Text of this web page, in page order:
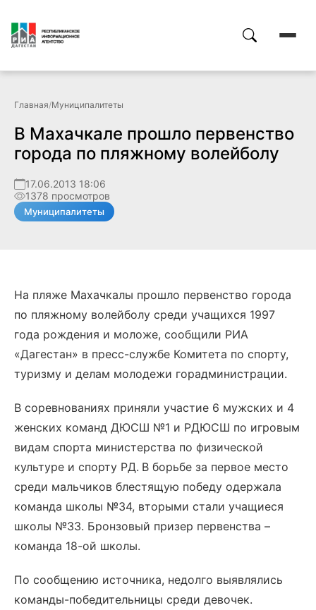
Главная/Муниципалитеты
В Махачкале прошло первенство
города по пляжному волейболу
17.06.2013 18:06
1378 просмотров
Муниципалитеты
На пляже Махачкалы прошло первенство города
по пляжному волейболу среди учащихся 1997
года рождения и моложе, сообщили РИА
«Дагестан» в пресс-службе Комитета по спорту,
туризму и делам молодежи горадминистрации.
В соревнованиях приняли участие 6 мужских и 4
женских команд ДЮСШ №1 и РДЮСШ по игровым
видам спорта министерства по физической
культуре и спорту РД. В борьбе за первое место
среди мальчиков блестящую победу одержала
команда школы №34, вторыми стали учащиеся
школы №33. Бронзовый призер первенства –
команда 18-ой школы.
По сообщению источника, недолго выявлялись
команды-победительницы среди девочек.